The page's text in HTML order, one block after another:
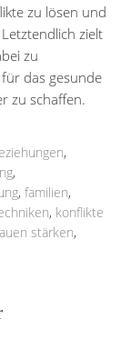
zu lösen und
zielt
zu
das gesunde
zu schaffen.
,
,
, familien,
, konflikte
stärken,